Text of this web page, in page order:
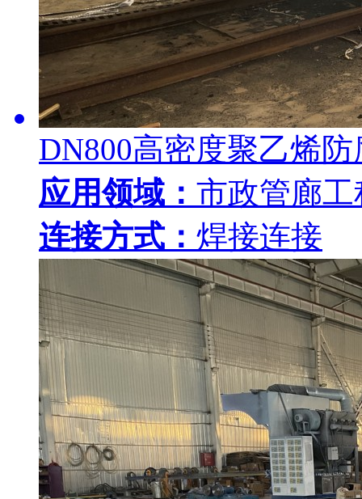
DN800高密度聚乙烯
应用领域： 市政管廊工
连接方式： 焊接连接